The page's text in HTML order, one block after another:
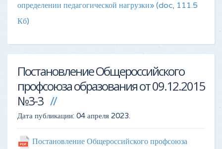
определении педагогической нагрузки» (doc, 111.5
Кб)
Постановление Общероссийского
профсоюза образования от 09.12.2015
№3-3
Дата публикации: 04 апреля 2023.
Постановление Общероссийского профсоюза